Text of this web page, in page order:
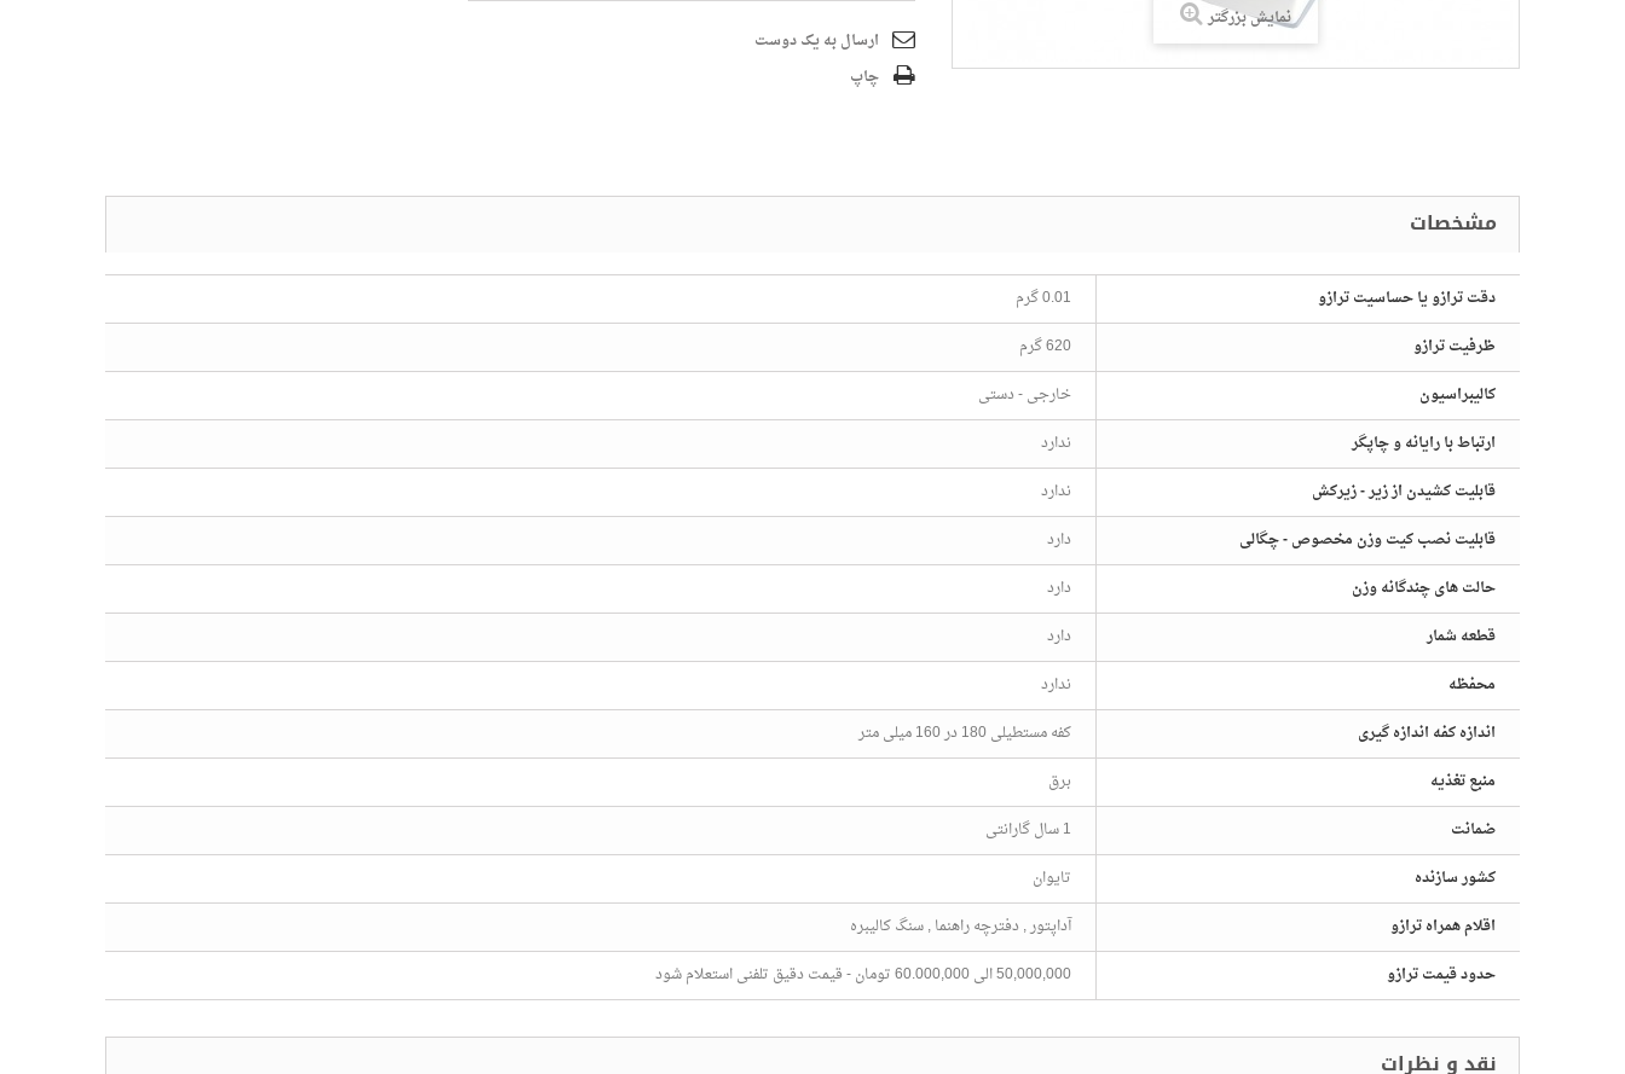
نمایش بزرگتر
ارسال به یک دوست
چاپ
دقت ترازو یا حساسیت ترازو
0.01 گرم
ظرفیت ترازو
620 گرم
کالیبراسیون
خارجی - دستی
ارتباط با رایانه و چاپگر
ندارد
قابلیت کشیدن از زیر - زیرکش
ندارد
قابلیت نصب کیت وزن مخصوص - چگالی
دارد
حالت های چندگانه وزن
دارد
قطعه شمار
دارد
محفظه
ندارد
اندازه کفه اندازه گیری
کفه مستطیلی 180 در 160 میلی متر
منبع تغذیه
برق
ضمانت
1 سال گارانتی
کشور سازنده
تایوان
اقلام همراه ترازو
آداپتور , دفترچه راهنما , سنگ کالیبره
حدود قیمت ترازو
50,000,000 الی 60.000,000 تومان - قیمت دقیق تلفنی استعلام شود